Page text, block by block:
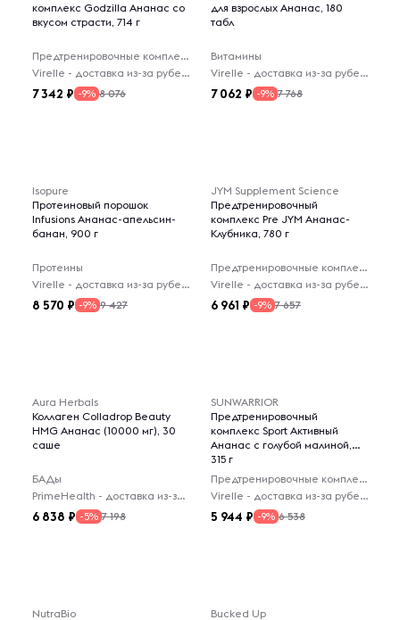
комплекс Godzilla Ананас со
вкусом страсти, 714 г
Предтренировочные комплексы
Virelle - доставка из-за рубежа
7 342 -9% 8 076
для взрослых Ананас, 180
табл
Витамины
Virelle - доставка из-за рубежа
7 062 -9% 7 768
Isopure
Протеиновый порошок
Infusions Ананас-апельсин-
банан, 900 г
Протеины
Virelle - доставка из-за рубежа
8 570 -9% 9 427
JYM Supplement Science
Предтренировочный
комплекс Pre JYM Ананас-
Клубника, 780 г
Предтренировочные комплексы
Virelle - доставка из-за рубежа
6 961 -9% 7 657
Aura Herbals
Коллаген Colladrop Beauty
HMG Ананас (10000 мг), 30
саше
БАДы
PrimeHealth - доставка из-за рубежа
6 838 -5% 7 198
SUNWARRIOR
Предтренировочный
комплекс Sport Активный
Ананас с голубой малиной,
315 г
Предтренировочные комплексы
Virelle - доставка из-за рубежа
5 944 -9% 6 538
NutraBio
Bucked Up